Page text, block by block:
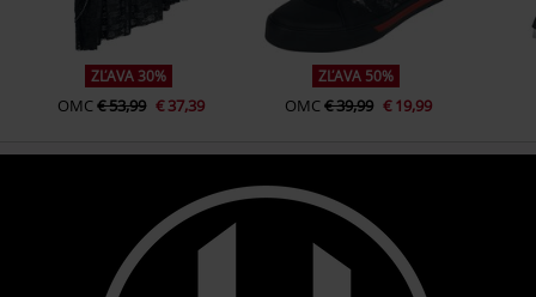
ZĽAVA 30%
OMC€ 53,99 € 37,39
ZĽAVA 50%
OMC€ 39,99 € 19,99